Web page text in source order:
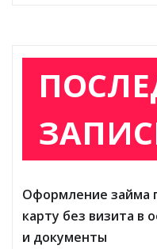
Оформление займа
карту без визита в
и документы